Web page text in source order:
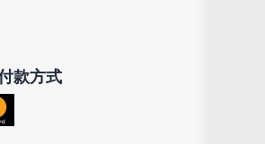
款方式